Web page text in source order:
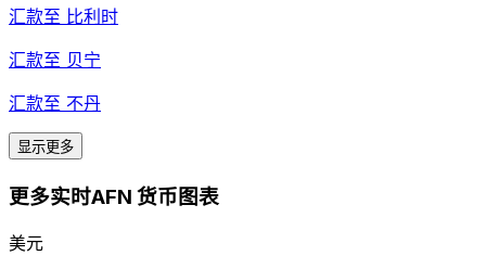
汇款至 比利时
汇款至 贝宁
汇款至 不丹
显示更多
更多实时AFN 货币图表
美元